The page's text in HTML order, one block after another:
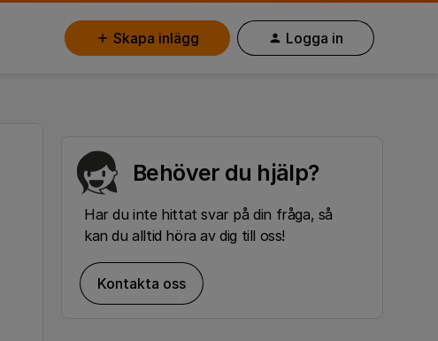
Skapa inlägg Logga in
Behöver du hjälp?
Har du inte hittat svar på din fråga, så
kan du alltid höra av dig till oss!
Kontakta oss